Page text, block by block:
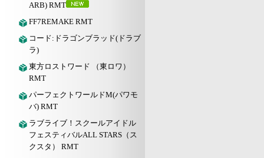
ARB) RMT
FF7REMAKE RMT
コード:ドラゴンブラッド(ドラブ
ラ)
東方ロストワード （東ロワ）
RMT
パーフェクトワールドM(パワモ
バ) RMT
ラブライブ！スクールアイドル
フェスティバルALL STARS（ス
クスタ） RMT